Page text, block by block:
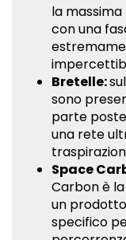
Twitter
la
con una
Bretelle:
sono
parte
una rete
Space
Carbon è
un
specifico